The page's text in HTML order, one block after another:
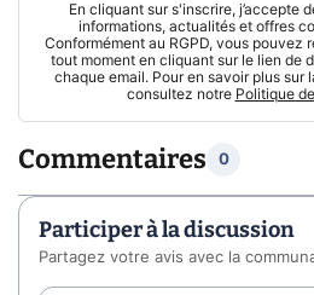
En cliquant sur s'inscrire, j’accepte
informations, actualités et offres
Conformément au RGPD, vous pouvez
tout moment en cliquant sur le lien de
chaque email. Pour en savoir plus sur
consultez notre Politique
Commentaires 0
Participer à la discussion
Partagez votre avis avec la